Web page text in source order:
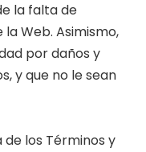
la falta de
Web. Asimismo,
por daños y
y que no le sean
los Términos y